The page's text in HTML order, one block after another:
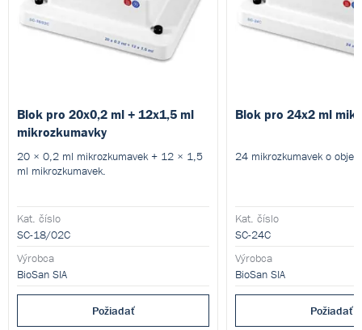
Blok pro 20x0,2 ml + 12x1,5 ml
mikrozkumavky
20 × 0,2 ml mikrozkumavek + 12 × 1,5
ml mikrozkumavek.
Kat. číslo
SC-18/02C
Výrobca
BioSan SIA
Požiadať
Blok pro 24x2 ml
24 mikrozkumavek o
Kat. číslo
SC-24C
Výrobca
BioSan SIA
Požiadať